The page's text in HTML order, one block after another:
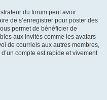
du forum peut avoir
de s’enregistrer pour poster des
permet de bénéficier de
aux invités comme les avatars
de courriels aux autres membres,
compte est rapide et vivement